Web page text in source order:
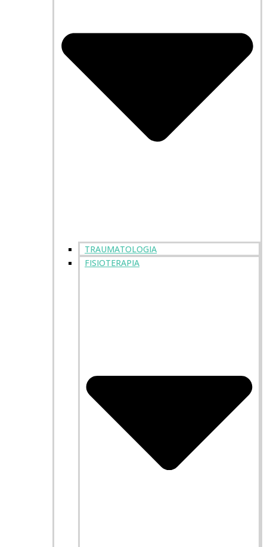
TRAUMATOLOGIA
FISIOTERAPIA